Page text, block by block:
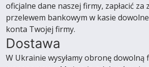
oficjalne dane naszej firmy, zapłacić za
przelewem bankowym w kasie
konta Twojej firmy.
Dostawa
W Ukrainie wysyłamy obronę dowolną